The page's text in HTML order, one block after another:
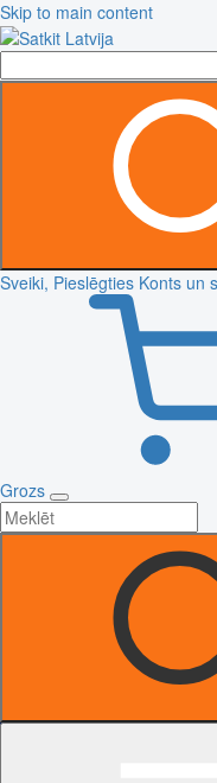
Skip to main content
Sveiki, Pieslēgties Konts un
Grozs